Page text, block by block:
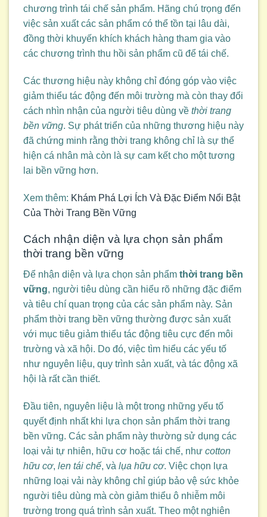
chương trình tái chế sản phẩm. Hãng chú trọng đến
việc sản xuất các sản phẩm có thể tồn tại lâu dài,
đồng thời khuyến khích khách hàng tham gia vào
các chương trình thu hồi sản phẩm cũ để tái chế.
Các thương hiệu này không chỉ đóng góp vào việc
giảm thiểu tác động đến môi trường mà còn thay đổi
cách nhìn nhận của người tiêu dùng về thời trang
bền vững. Sự phát triển của những thương hiệu này
đã chứng minh rằng thời trang không chỉ là sự thể
hiện cá nhân mà còn là sự cam kết cho một tương
lai bền vững hơn.
Xem thêm: Khám Phá Lợi Ích Và Đặc Điểm Nổi Bật
Của Thời Trang Bền Vững
Cách nhận diện và lựa chọn sản phẩm
thời trang bền vững
Để nhận diện và lựa chọn sản phẩm thời trang bền
vững, người tiêu dùng cần hiểu rõ những đặc điểm
và tiêu chí quan trọng của các sản phẩm này. Sản
phẩm thời trang bền vững thường được sản xuất
với mục tiêu giảm thiểu tác động tiêu cực đến môi
trường và xã hội. Do đó, việc tìm hiểu các yếu tố
như nguyên liệu, quy trình sản xuất, và tác động xã
hội là rất cần thiết.
Đầu tiên, nguyên liệu là một trong những yếu tố
quyết định nhất khi lựa chọn sản phẩm thời trang
bền vững. Các sản phẩm này thường sử dụng các
loại vải tự nhiên, hữu cơ hoặc tái chế, như cotton
hữu cơ, len tái chế, và lụa hữu cơ. Việc chọn lựa
những loại vải này không chỉ giúp bảo vệ sức khỏe
người tiêu dùng mà còn giảm thiểu ô nhiễm môi
trường trong quá trình sản xuất. Theo một nghiên